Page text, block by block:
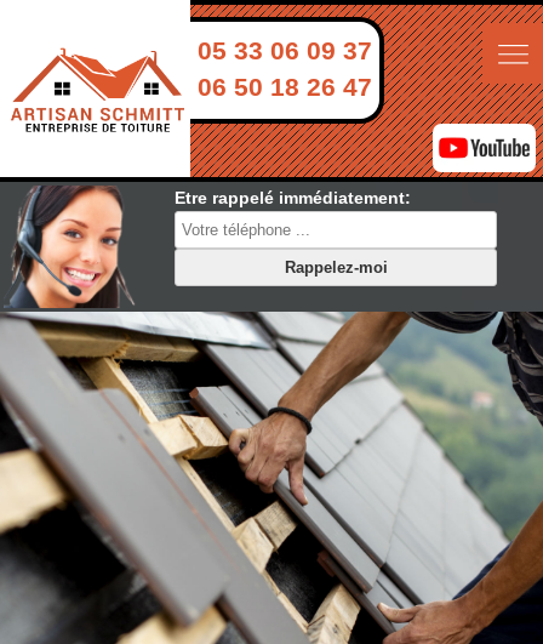
05 33 06 09 37
06 50 18 26 47
Etre rappelé immédiatement: